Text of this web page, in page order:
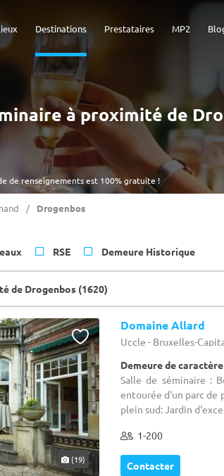
MP2
Prestataires
Destinations
de renseignements est 100% gratuite !
à proximité de
Drogenbos
RSE Demeure Historique
de Drogenbos (1620)
(19)
Domaine Allard
Uccle - Bruxelles-
Demeure de
Salle de séminaire :
entourée d'un parc de
plein sud: Jardin
1-200
Contacter